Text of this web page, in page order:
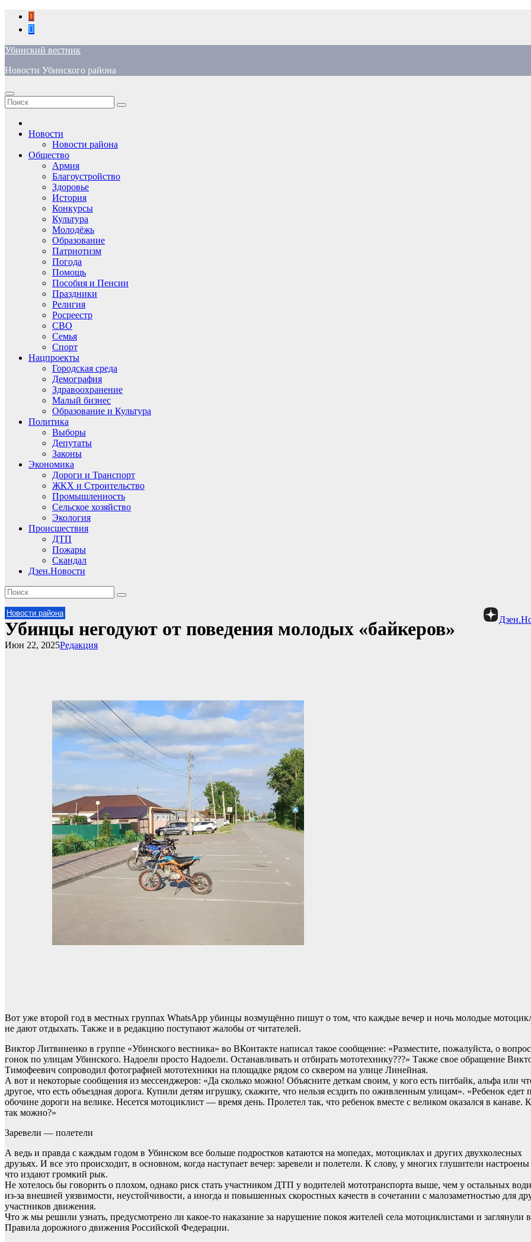
Перейти
содержимому
Убинский вестник
Новости Убинского района
Новости
Новости района
Общество
Армия
Благоустройство
Здоровье
История
Конкурсы
Культура
Молодёжь
Образование
Патриотизм
Погода
Помощь
Пособия и Пенсии
Праздники
Религия
Росреестр
СВО
Семья
Спорт
Нацпроекты
Городская среда
Демография
Здравоохранение
Малый бизнес
Образование и Культура
Политика
Выборы
Депутаты
Законы
Экономика
Дороги и Транспорт
ЖКХ и Строительство
Промышленность
Сельское хозяйство
Экология
Происшествия
ДТП
Пожары
Скандал
Дзен.Новости
Новости района
Убинцы негодуют от поведения молодых «байкеров»
Редакция
Июн 22, 2025
Вот уже второй год в местных группах WhatsApp убинцы возмущённо пишут о том, что каждые вечер и ночь молодые
не дают отдыхать. Также и в редакцию поступают жалобы от читателей.
Виктор Литвиненко в группе «Убинского вестника» во ВКонтакте написал такое сообщение: «Разместите, пожалуйста, о
гонок по улицам Убинского. Надоели просто Надоели. Останавливать и отбирать мототехнику???» Также свое обращение
Тимофеевич сопроводил фотографией мототехники на площадке рядом со сквером на улице Линейная.
А вот и некоторые сообщения из мессенджеров: «Да сколько можно! Объясните деткам своим, у кого есть питбайк, альфа или
другое, что есть объездная дорога. Купили детям игрушку, скажите, что нельзя есздить по оживленным улицам». «Ребенок едет
обочине дороги на велике. Несется мотоциклист — время день. Пролетел так, что ребенок вместе с великом оказался в канаве.
так можно?»
Заревели — полетели
А ведь и правда с каждым годом в Убинском все больше подростков катаются на мопедах, мотоциклах и других двухколесных
друзьях. И все это происходит, в основном, когда наступает вечер: заревели и полетели. К слову, у многих глушители настроены
что издают громкий рык.
Не хотелось бы говорить о плохом, однако риск стать участником ДТП у водителей мототранспорта выше, чем у остальных
из-за внешней уязвимости, неустойчивости, а иногда и повышенных скоростных качеств в сочетании с малозаметностью для
участников движения.
Что ж мы решили узнать, предусмотрено ли какое-то наказание за нарушение покоя жителей села мотоциклистами и заглянули в
Правила дорожного движения Российской Федерации.